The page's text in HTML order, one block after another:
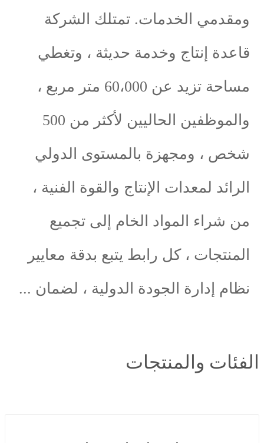
الخدمات. تمتلك الشركة
إنتاج وخدمة حديثة ، وتغطي
مساحة تزيد عن 60،000 متر مربع ،
والموظفين الحاليين لأكثر من 500
، ومجهزة بالمستوى الدولي
لمعدات الإنتاج والقوة الفنية ،
المواد الخام إلى تجميع
، كل رابط يتبع بدقة معايير
إدارة الجودة الدولية ، لضمان ...
والمنتجات